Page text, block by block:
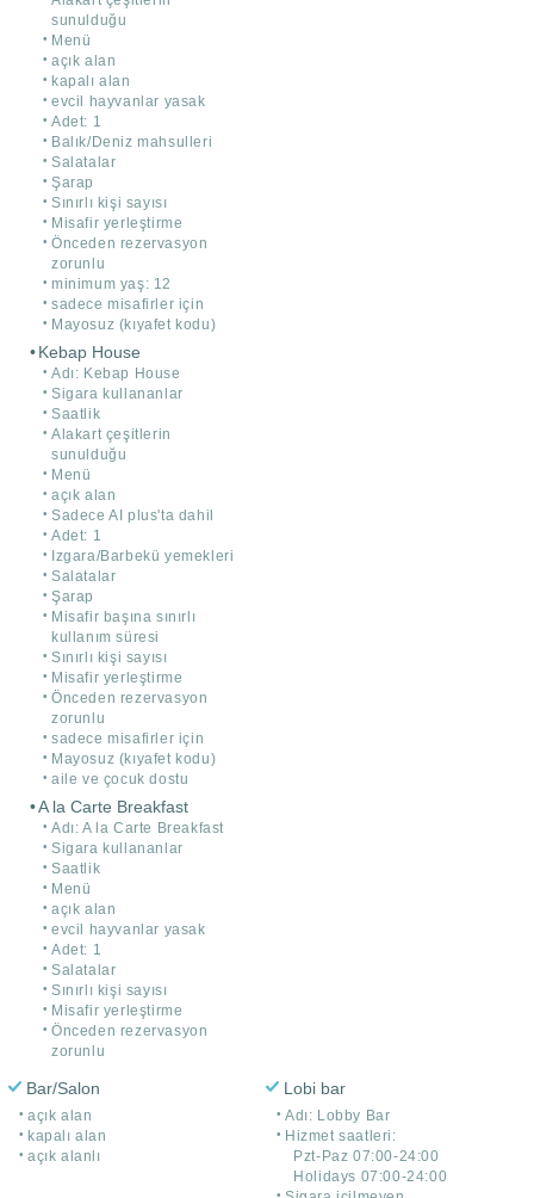
sunulduğu
Menü
açık alan
kapalı alan
evcil hayvanlar yasak
Adet: 1
Balık/Deniz mahsulleri
Salatalar
Şarap
Sınırlı kişi sayısı
Misafir yerleştirme
Önceden rezervasyon
zorunlu
minimum yaş: 12
sadece misafirler için
Mayosuz (kıyafet kodu)
Kebap House
Adı: Kebap House
Sigara kullananlar
Saatlik
Alakart çeşitlerin
sunulduğu
Menü
açık alan
Sadece AI plus'ta dahil
Adet: 1
Izgara/Barbekü yemekleri
Salatalar
Şarap
Misafir başına sınırlı
kullanım süresi
Sınırlı kişi sayısı
Misafir yerleştirme
Önceden rezervasyon
zorunlu
sadece misafirler için
Mayosuz (kıyafet kodu)
aile ve çocuk dostu
A la Carte Breakfast
Adı: A la Carte Breakfast
Sigara kullananlar
Saatlik
Menü
açık alan
evcil hayvanlar yasak
Adet: 1
Salatalar
Sınırlı kişi sayısı
Misafir yerleştirme
Önceden rezervasyon
zorunlu
Bar/Salon
açık alan
kapalı alan
açık alanlı
Lobi bar
Adı: Lobby Bar
Hizmet saatleri:
Pzt-Paz 07:00-24:00
Holidays 07:00-24:00